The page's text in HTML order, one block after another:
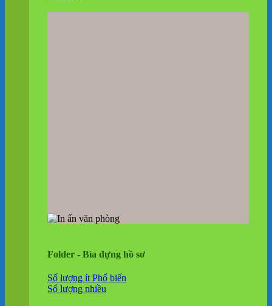
Folder - Bìa đựng hồ sơ
Số lượng ít
Số lượng nhiều